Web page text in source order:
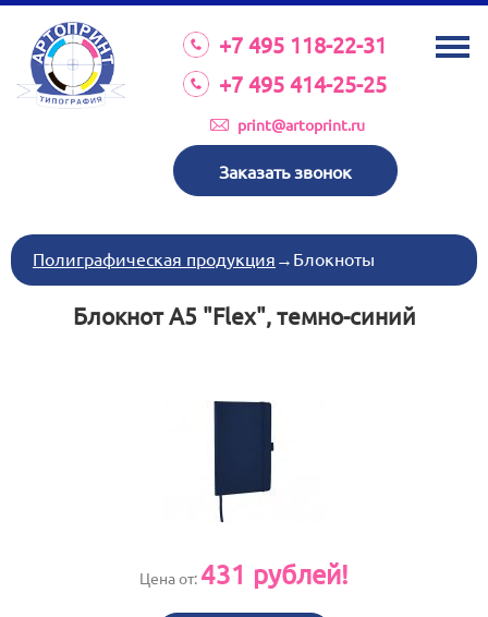
+7 495 118-22-31
+7 495 414-25-25
print@artoprint.ru
Заказать звонок
О КОМПАНИИ
УСЛУГИ
КАТАЛОГ
ТРЕБОВАНИЯ К МАКЕТАМ
НОВОСТИ
ИНВЕСТИЦИИ
КОНТАКТЫ
пн-пт 8:30 17:00
Полиграфическая продукция → Блокноты
Блокнот А5 "Flex", темно-синий
Цена от: 431 рублей!